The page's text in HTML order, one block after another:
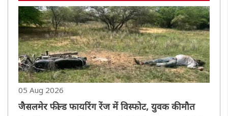
05 Aug 2026
जैसलमेर फील्ड फायरिंग रेंज में विस्फोट, युवक की मौत